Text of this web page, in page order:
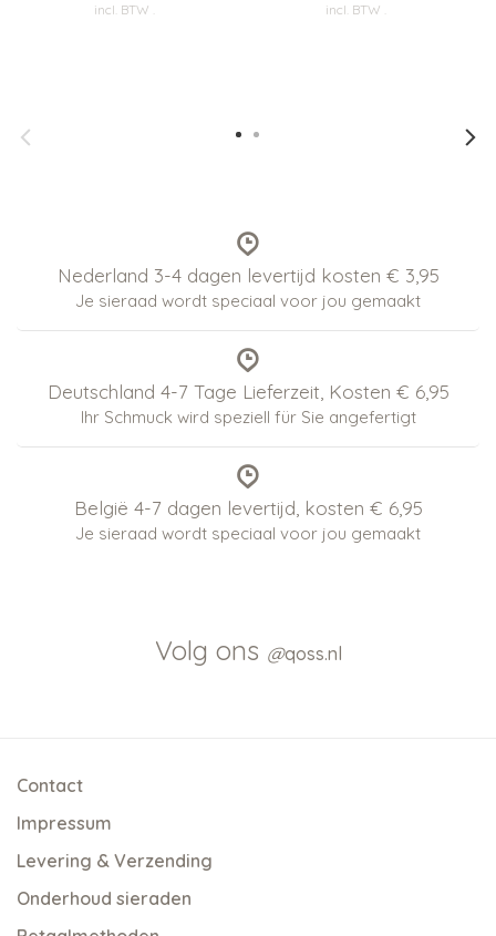
incl. BTW incl. BTW
Nederland 3-4 dagen levertijd kosten € 3,95
Je sieraad wordt speciaal voor jou gemaakt
Deutschland 4-7 Tage Lieferzeit, Kosten € 6,95
Ihr Schmuck wird speziell für Sie angefertigt
België 4-7 dagen levertijd, kosten € 6,95
Je sieraad wordt speciaal voor jou gemaakt
Volg ons @qoss.nl
Contact
Impressum
Levering & Verzending
Onderhoud sieraden